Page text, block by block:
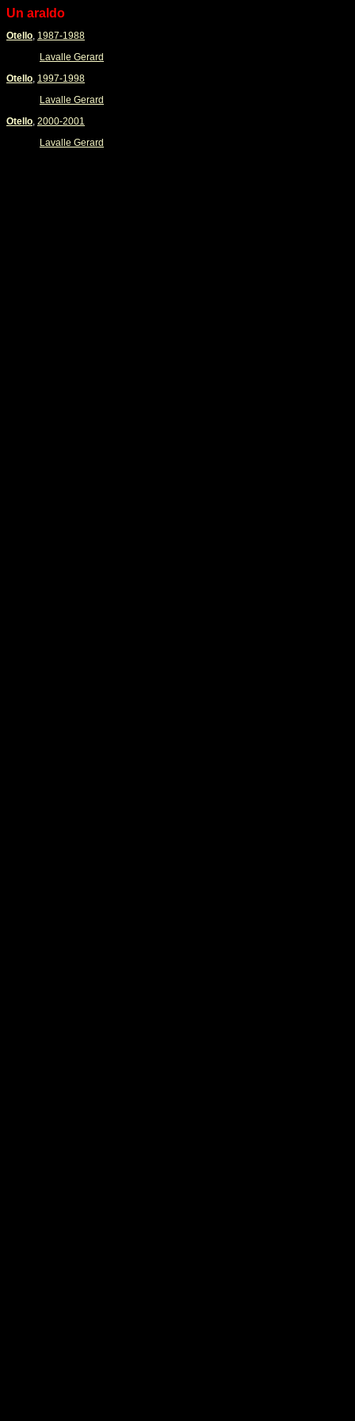
Un araldo
Otello, 1987-1988
Lavalle Gerard
Otello, 1997-1998
Lavalle Gerard
Otello, 2000-2001
Lavalle Gerard